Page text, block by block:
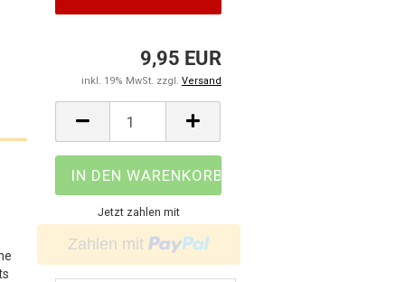
9,95 EUR
inkl. 19% MwSt. zzgl. Versand
Jetzt zahlen mit